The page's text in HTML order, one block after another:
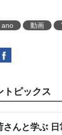
ano 動画
トピックス
さんと学ぶ